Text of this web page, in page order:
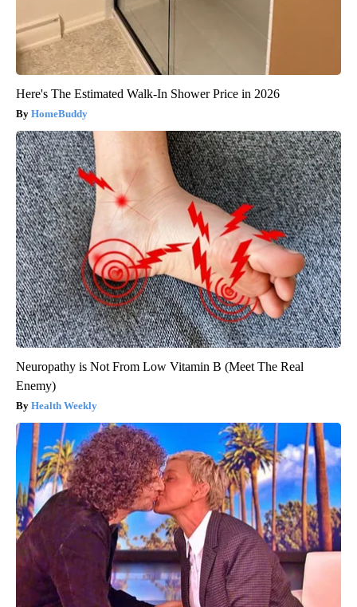
Here's The Estimated Walk-In Shower Price in 2026
HomeBuddy
Neuropathy is Not From Low Vitamin B (Meet The Real
Enemy)
Health Weekly